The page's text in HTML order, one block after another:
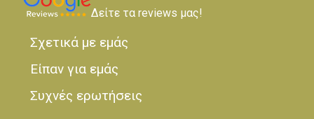
Δείτε τα reviews μας!
Σχετικά με εμάς
Είπαν για εμάς
Συχνές ερωτήσεις